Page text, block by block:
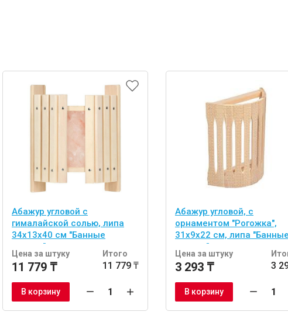
Абажур угловой с
гималайской солью, липа
34х13х40 см "Банные
штучки"
Цена за штуку
11 779 ₸
Итого
11 779 ₸
В корзину
Абажур угловой, с
орнаментом "Рогожка",
31х9х22 см, липа "Банные
штучки"
Цена за штуку
3 293 ₸ 3
В корзину